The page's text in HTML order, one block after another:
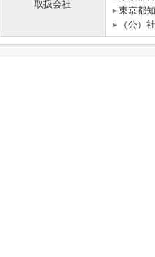
取扱会社
東京都
（公）